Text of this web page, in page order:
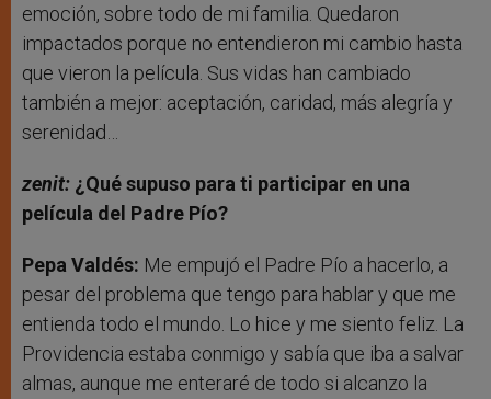
emoción, sobre todo de mi familia. Quedaron
impactados porque no entendieron mi cambio hasta
que vieron la película. Sus vidas han cambiado
también a mejor: aceptación, caridad, más alegría y
serenidad…
zenit: ¿Qué supuso para ti participar en una
película del Padre Pío?
Pepa Valdés: Me empujó el Padre Pío a hacerlo, a
pesar del problema que tengo para hablar y que me
entienda todo el mundo. Lo hice y me siento feliz. La
Providencia estaba conmigo y sabía que iba a salvar
almas, aunque me enteraré de todo si alcanzo la